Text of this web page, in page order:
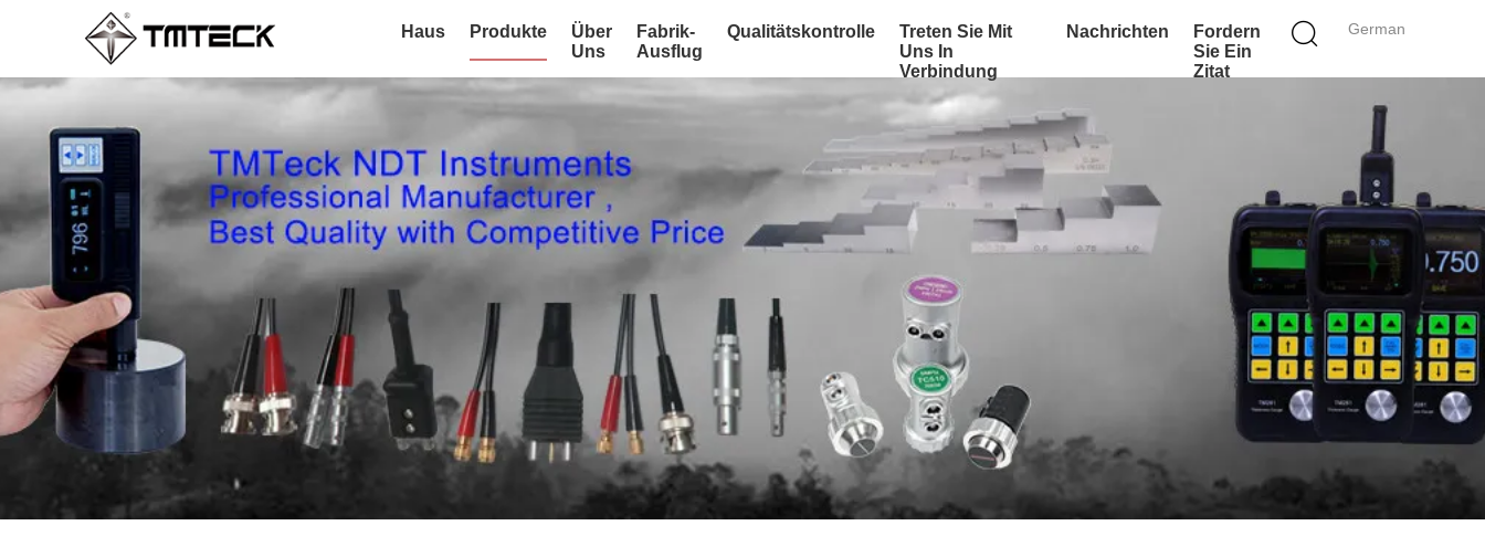
German
Haus Produkte
Über
Uns
Fabrik-
Ausflug
Qualitätskontrolle
Treten Sie Mit
Uns In
Verbindung
Nachrichten
Fordern
Sie Ein
Zitat